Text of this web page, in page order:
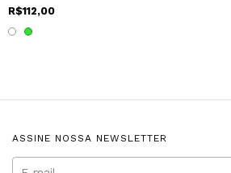
R$112,00
ASSINE NOSSA NEWSLETTER